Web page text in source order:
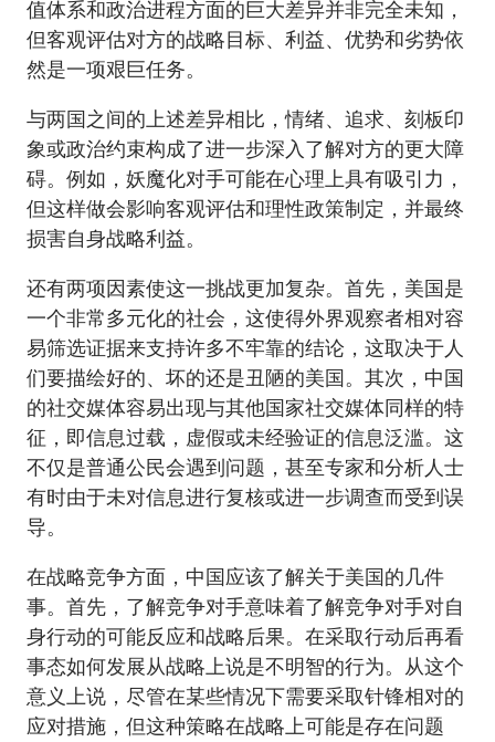
值体系和政治进程方面的巨大差异并非完全未知，
但客观评估对方的战略目标、利益、优势和劣势依
然是一项艰巨任务。
与两国之间的上述差异相比，情绪、追求、刻板印
象或政治约束构成了进一步深入了解对方的更大障
碍。例如，妖魔化对手可能在心理上具有吸引力，
但这样做会影响客观评估和理性政策制定，并最终
损害自身战略利益。
还有两项因素使这一挑战更加复杂。首先，美国是
一个非常多元化的社会，这使得外界观察者相对容
易筛选证据来支持许多不牢靠的结论，这取决于人
们要描绘好的、坏的还是丑陋的美国。其次，中国
的社交媒体容易出现与其他国家社交媒体同样的特
征，即信息过载，虚假或未经验证的信息泛滥。这
不仅是普通公民会遇到问题，甚至专家和分析人士
有时由于未对信息进行复核或进一步调查而受到误
导。
在战略竞争方面，中国应该了解关于美国的几件
事。首先，了解竞争对手意味着了解竞争对手对自
身行动的可能反应和战略后果。在采取行动后再看
事态如何发展从战略上说是不明智的行为。从这个
意义上说，尽管在某些情况下需要采取针锋相对的
应对措施，但这种策略在战略上可能是存在问题